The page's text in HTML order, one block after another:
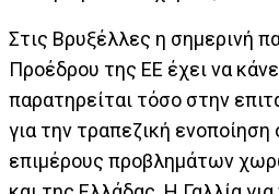
Στις Βρυξέλλες η σημερινή
Προέδρου της ΕΕ έχει να
παρατηρείται τόσο στην
για την τραπεζική
επιμέρους προβλημάτων